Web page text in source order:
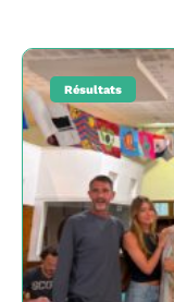
Résultats